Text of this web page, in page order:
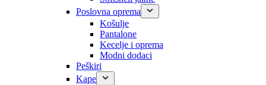
Poslovna oprema
Košulje
Pantalone
Kecelje i oprema
Modni dodaci
Peškiri
Kape